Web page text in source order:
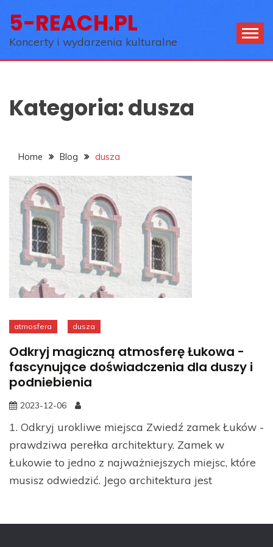
content
5-REACH.PL
Koncerty i wydarzenia kulturalne
Kategoria:dusza
Home Blog dusza
atmosfera dusza
Odkryj magiczną atmosferę Łukowa -
fascynujące doświadczenia dla duszy i
podniebienia
2023-12-06
1. Odkryj urokliwe miejsca Zwiedź zamek Łuków -
prawdziwa perełka architektury. Zamek w
Łukowie to jedno z najważniejszych miejsc, które
musisz odwiedzić. Jego architektura jest